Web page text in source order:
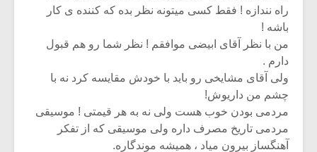
راه نندازه ! فقط کسی میتونه نظر بده که کننده ی کار
باشه !
من با نظر آقای ابیضی موافقم ! نظر شما رو هم قبول
دارم .
ولی آقای مشایخی رو باید با خودش مقایسه کرد نه با
چشم من داریوش!
مردمی بودن خوب هست ولی نه به هر قیمتی ! موسیقی
مردمی تاریخ مصرف داره ولی موسیقی که از تفکر
آهنگساز بیرون میاد ، همیشه موندگاره.